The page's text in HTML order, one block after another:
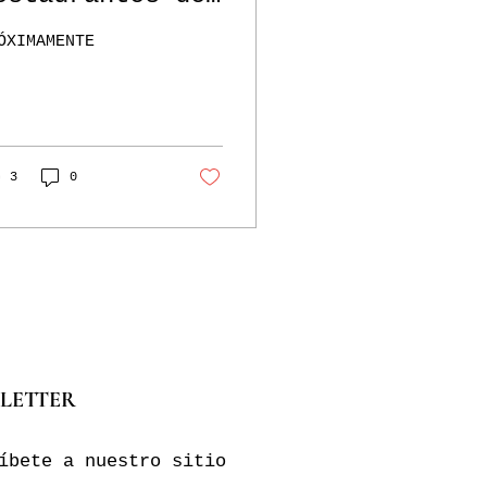
2026
3 0
a nuestro sitio